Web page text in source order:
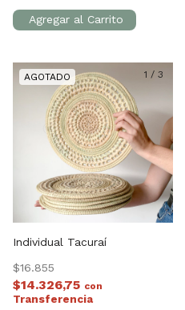
1 / 3
Individual Tacuraí
$16.855
$14.326,75 con